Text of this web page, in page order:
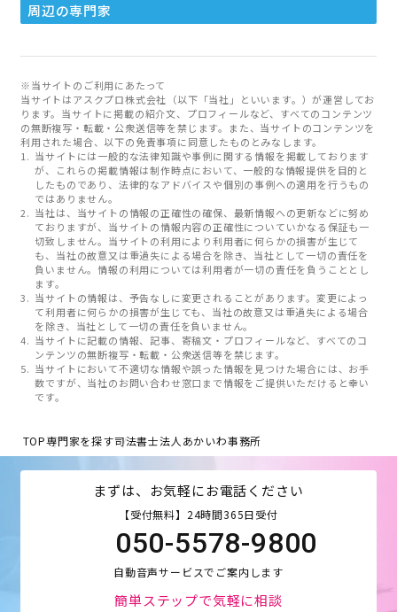
周辺の専門家
※当サイトのご利用にあたって
当サイトはアスクプロ株式会社（以下「当社」といいます。）が運営してお
ります。当サイトに掲載の紹介文、プロフィールなど、すべてのコンテンツ
の無断複写・転載・公衆送信等を禁じます。また、当サイトのコンテンツを
利用された場合、以下の免責事項に同意したものとみなします。
当サイトには一般的な法律知識や事例に関する情報を掲載しております
が、これらの掲載情報は制作時点において、一般的な情報提供を目的と
したものであり、法律的なアドバイスや個別の事例への適用を行うもの
ではありません。
当社は、当サイトの情報の正確性の確保、最新情報への更新などに努め
ておりますが、当サイトの情報内容の正確性についていかなる保証も一
切致しません。当サイトの利用により利用者に何らかの損害が生じて
も、当社の故意又は重過失による場合を除き、当社として一切の責任を
負いません。情報の利用については利用者が一切の責任を負うこととし
ます。
当サイトの情報は、予告なしに変更されることがあります。変更によっ
て利用者に何らかの損害が生じても、当社の故意又は重過失による場合
を除き、当社として一切の責任を負いません。
当サイトに記載の情報、記事、寄稿文・プロフィールなど、すべてのコ
ンテンツの無断複写・転載・公衆送信等を禁じます。
当サイトにおいて不適切な情報や誤った情報を見つけた場合には、お手
数ですが、当社のお問い合わせ窓口まで情報をご提供いただけると幸い
です。
TOP専門家を探す司法書士法人あかいわ事務所
まずは、お気軽にお電話ください
【受付無料】24時間365日受付
050-5578-9800
自動音声サービスでご案内します
簡単ステップで気軽に相談